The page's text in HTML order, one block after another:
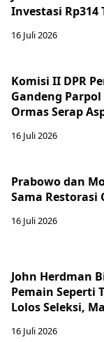
Investasi Rp314
16 Juli 2026
Komisi II DPR
Gandeng
Ormas Serap
16 Juli 2026
Prabowo dan
Sama Restorasi
16 Juli 2026
John Herdman
Pemain Seperti
Lolos Seleksi,
16 Juli 2026